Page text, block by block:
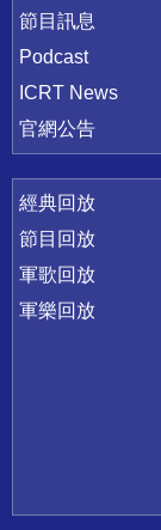
節目訊息
Podcast
ICRT News
官網公告
經典回放
節目回放
軍歌回放
軍樂回放